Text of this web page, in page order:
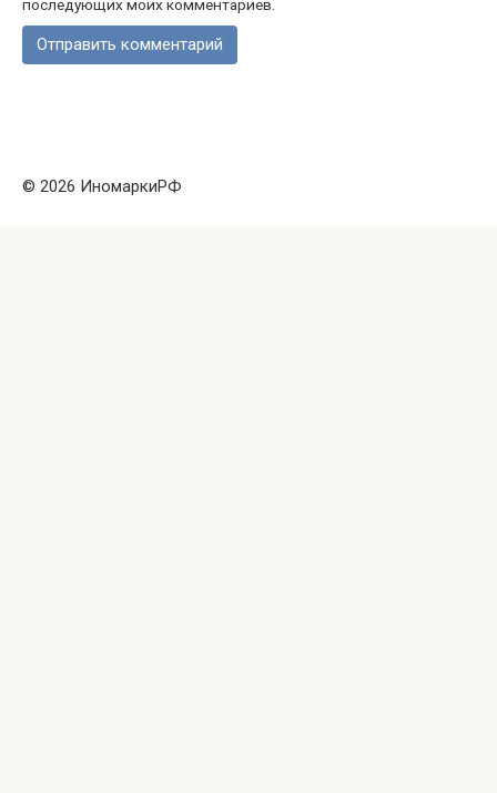
последующих моих комментариев.
© 2026 ИномаркиРФ